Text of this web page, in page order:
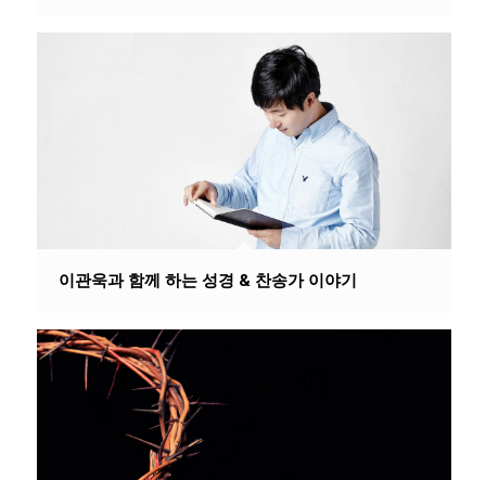
이관욱과 함께 하는 성경 & 찬송가 이야기